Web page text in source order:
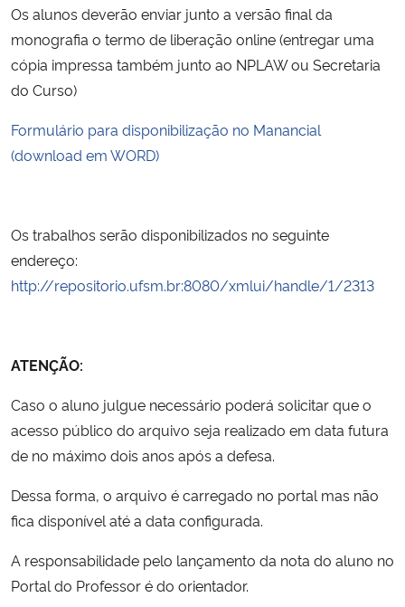
Os alunos deverão enviar junto a versão final da
monografia o termo de liberação online (entregar uma
cópia impressa também junto ao NPLAW ou Secretaria
do Curso)
Formulário para disponibilização no Manancial
(download em WORD)
Os trabalhos serão disponibilizados no seguinte
endereço:
http://repositorio.ufsm.br:8080/xmlui/handle/1/2313
ATENÇÃO:
Caso o aluno julgue necessário poderá solicitar que o
acesso público do arquivo seja realizado em data futura
de no máximo dois anos após a defesa.
Dessa forma, o arquivo é carregado no portal mas não
fica disponível até a data configurada.
A responsabilidade pelo lançamento da nota do aluno no
Portal do Professor é do orientador.